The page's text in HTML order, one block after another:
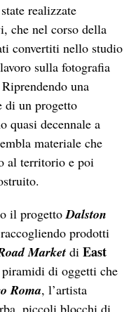
realizzate
che nel corso della
convertiti nello studio
sulla fotografia
una
di un progetto
quasi decennale a
materiale che
al territorio e poi
il progettoDalston
prodotti
Market diEast
di oggetti che
Roma, l’artista
piccoli blocchi di